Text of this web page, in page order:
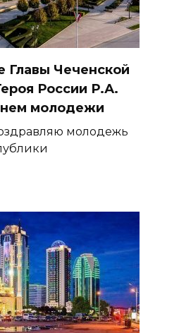
Главы Чеченской
России Р.А.
молодежи
молодежь